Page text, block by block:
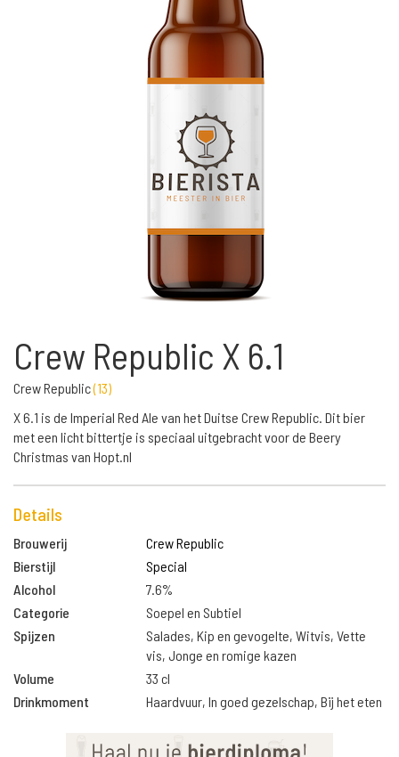
Crew Republic X 6.1
Crew Republic(13)
X 6.1 is de Imperial Red Ale van het Duitse Crew Republic. Dit bier
met een licht bittertje is speciaal uitgebracht voor de Beery
Christmas van Hopt.nl
Details
Brouwerij
Crew Republic
Bierstijl
Special
Alcohol
7.6%
Categorie
Soepel en Subtiel
Spijzen
Salades, Kip en gevogelte, Witvis, Vette
vis, Jonge en romige kazen
Volume
33 cl
Drinkmoment
Haardvuur, In goed gezelschap, Bij het eten